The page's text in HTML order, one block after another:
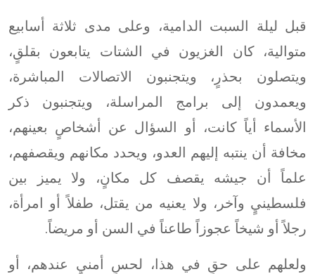
قبل ليلة السبت الدامية، وعلى مدى ثلاثة أسابيع
متوالية، كان الغزيون في الشتات يتابعون بقلقٍ،
ويتصلون بحذرٍ، ويتجنبون الاتصالات المباشرة،
ويعمدون إلى برامج المراسلة، ويتجنبون ذكر
الأسماء أياً كانت، أو السؤال عن أشخاصٍ بعينهم،
مخافة أن ينتبه إليهم العدو، ويحدد مكانهم ويقصفهم،
علماً أن جيشه يقصف كل مكانٍ، ولا يميز بين
فلسطينيٍ وآخر، ولا يعنيه من يقتل، طفلاً أو امرأة،
رجلاً أو شيخاً عجوزاً طاعناً في السن أو مريضاً.
ولعلهم على حقٍ في هذا، لحسٍ أمنيٍ عندهم، أو